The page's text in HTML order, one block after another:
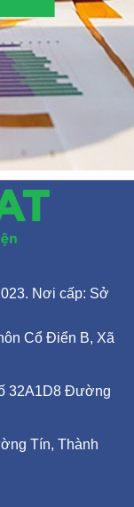
Nơi cấp: Sở
Cổ Điển B, Xã
32A1D8 Đường
Tín, Thành